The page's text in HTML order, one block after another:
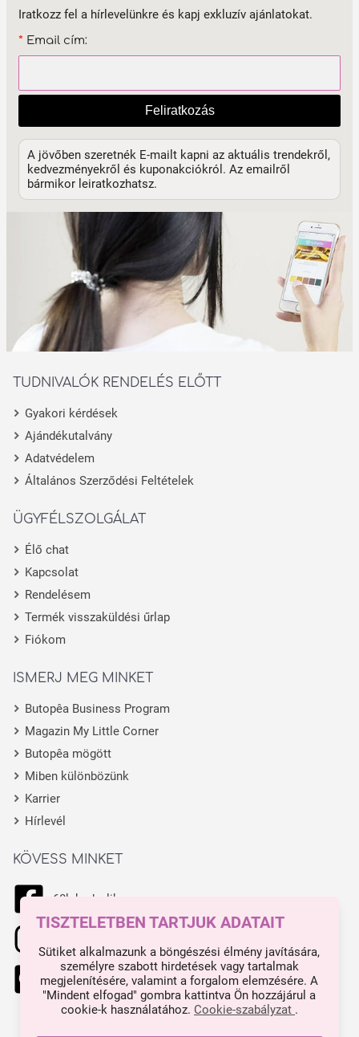
Iratkozz fel a hírlevelünkre és kapj exkluzív ajánlatokat.
* Email cím:
Feliratkozás
A jövőben szeretnék E-mailt kapni az aktuális trendekről,
kedvezményekről és kuponakciókról. Az emailről
bármikor leiratkozhatsz.
TUDNIVALÓK RENDELÉS ELŐTT
Gyakori kérdések
Ajándékutalvány
Adatvédelem
Általános Szerződési Feltételek
ÜGYFÉLSZOLGÁLAT
Élő chat
Kapcsolat
Rendelésem
Termék visszaküldési űrlap
Fiókom
ISMERJ MEG MINKET
Butopêa Business Program
Magazin My Little Corner
Butopêa mögött
Miben különbözünk
Karrier
Hírlevél
KÖVESS MINKET
68k kedvelik
444 kedvelik
TISZTELETBEN TARTJUK ADATAIT
Sütiket alkalmazunk a böngészési élmény javítására,
személyre szabott hirdetések vagy tartalmak
megjelenítésére, valamint a forgalom elemzésére. A
"Mindent elfogad" gombra kattintva Ön hozzájárul a
cookie-k használatához. Cookie-szabályzat .